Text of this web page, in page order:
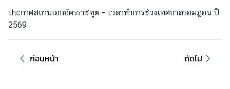
ข่
ประกาศสถานเอกอัครราชทูต - เวลาทำการช่วงเทศกาลรอมฎอน ปี
2569
ก่อนหน้า ถัดไป